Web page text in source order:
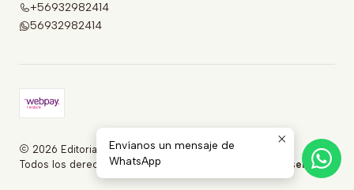
+56932982414
56932982414
2026 Editorial Larga Marcha .
Todos los derechos reservados.
Desarrollado por Jumpseller.
Envíanos un mensaje de
WhatsApp